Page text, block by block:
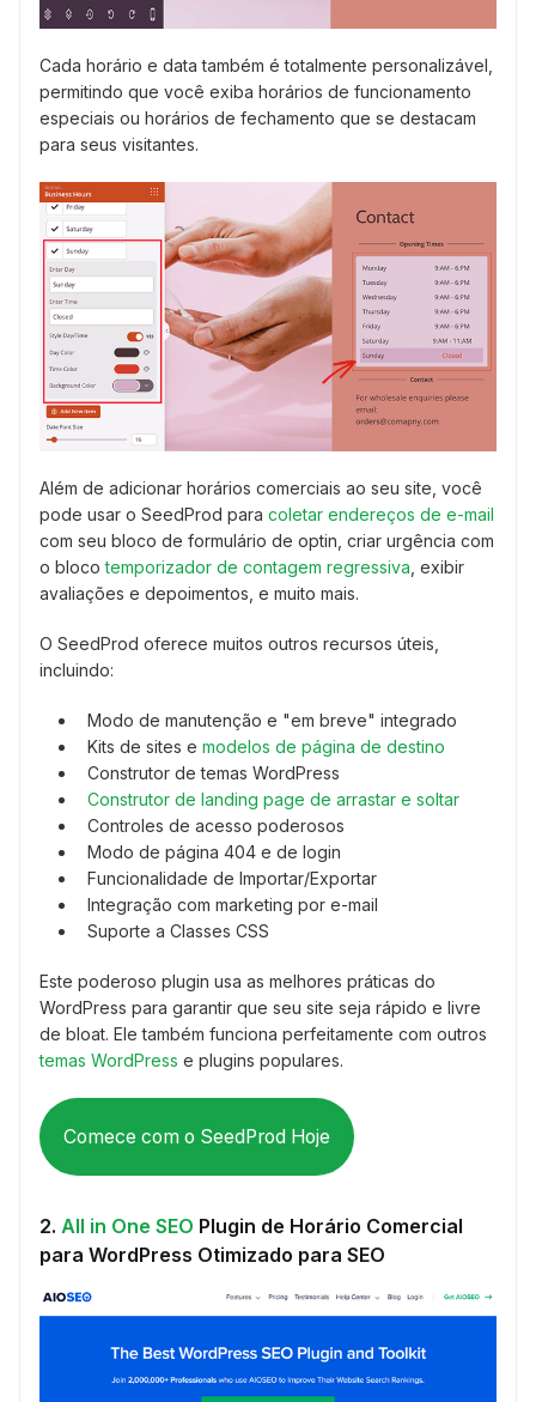
Cada horário e data também é totalmente personalizável,
permitindo que você exiba horários de funcionamento
especiais ou horários de fechamento que se destacam
para seus visitantes.
Além de adicionar horários comerciais ao seu site, você
pode usar o SeedProd para coletar endereços de e-mail
com seu bloco de formulário de optin, criar urgência com
o blocotemporizador de contagem regressiva, exibir
avaliações e depoimentos, e muito mais.
O SeedProd oferece muitos outros recursos úteis,
incluindo:
Modo de manutenção e "em breve" integrado
Kits de sites e modelos de página de destino
Construtor de temas WordPress
Construtor de landing page de arrastar e soltar
Controles de acesso poderosos
Modo de página 404 e de login
Funcionalidade de Importar/Exportar
Integração com marketing por e-mail
Suporte a Classes CSS
Este poderoso plugin usa as melhores práticas do
WordPress para garantir que seu site seja rápido e livre
de bloat. Ele também funciona perfeitamente com outros
temas WordPress e plugins populares.
Comece com o SeedProd Hoje
2. All in One SEO Plugin de Horário Comercial
para WordPress Otimizado para SEO